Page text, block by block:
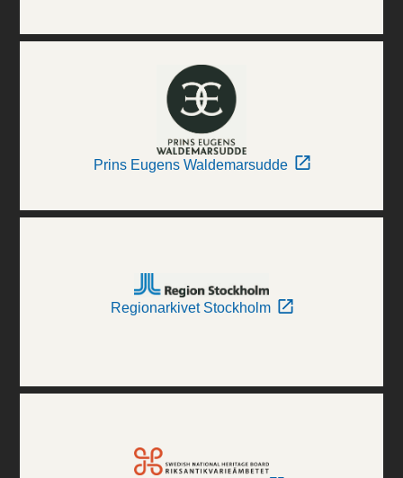
Prins Eugens Waldemarsudde
Regionarkivet Stockholm